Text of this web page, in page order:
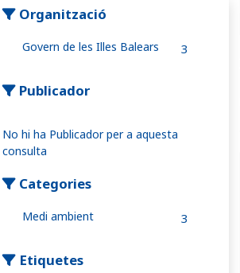
Organització
Govern de les Illes Balears 3
Publicador
No hi ha Publicador per a aquesta
consulta
Categories
Medi ambient 3
Etiquetes